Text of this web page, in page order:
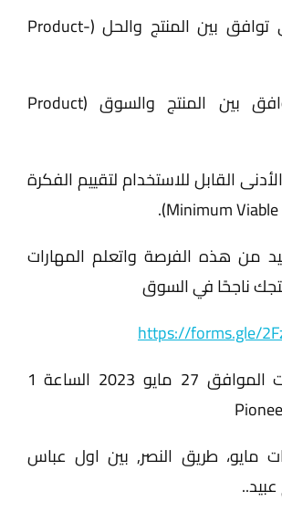
الحصول على توافق بين المنتج والحل (Product-
تحقيق التوافق بين المنتج والسوق (Product
القابل للاستخدام لتقييم الفكرة
من هذه الفرصة واتعلم المهارات
ناجحًا في السوق
https://forms.gle/
الميعاد يوم السبت الموافق 27 مايو 2023 الساعة 1
: 2 عمارات مايو، طريق النصر, بين اول عباس